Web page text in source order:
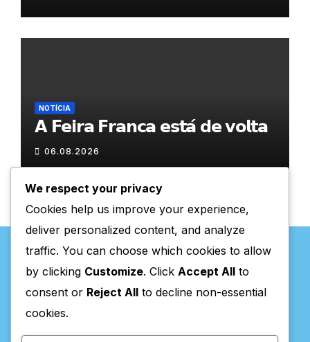
NOTÍCIA
𝗔 𝗙𝗲𝗶𝗿𝗮 𝗙𝗿𝗮𝗻𝗰𝗮 𝗲𝘀𝘁𝗮́ 𝗱𝗲 𝘃𝗼𝗹𝘁𝗮
06.08.2026
Valpaços Online
We respect your privacy
Cookies help us improve your experience,
deliver personalized content, and analyze
traffic. You can choose which cookies to allow
by clicking Customize. Click Accept All to
consent or Reject All to decline non-essential
cookies.